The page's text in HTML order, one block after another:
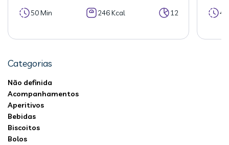
50 Min 246 Kcal 12
Categorias
Não definida
Acompanhamentos
Aperitivos
Bebidas
Biscoitos
Bolos